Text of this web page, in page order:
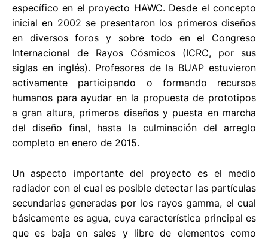
específico en el proyecto HAWC. Desde el concepto
inicial en 2002 se presentaron los primeros diseños
en diversos foros y sobre todo en el Congreso
Internacional de Rayos Cósmicos (ICRC, por sus
siglas en inglés). Profesores de la BUAP estuvieron
activamente participando o formando recursos
humanos para ayudar en la propuesta de prototipos
a gran altura, primeros diseños y puesta en marcha
del diseño final, hasta la culminación del arreglo
completo en enero de 2015.
Un aspecto importante del proyecto es el medio
radiador con el cual es posible detectar las partículas
secundarias generadas por los rayos gamma, el cual
básicamente es agua, cuya característica principal es
que es baja en sales y libre de elementos como